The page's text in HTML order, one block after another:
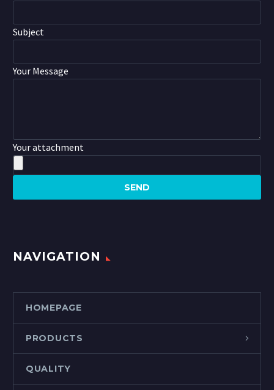
Subject
Your Message
Your attachment
NAVIGATION
HOMEPAGE
PRODUCTS
QUALITY